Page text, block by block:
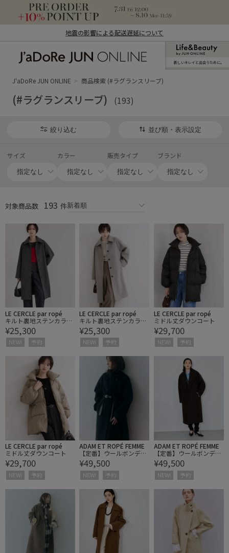
地震の影響による配送遅延について
ン オンライン）
新しいキレイと出合うために。
J'aDoRe JUN ONLINE 商品検索 (#ラグランスリーブ)
(#ラグランスリーブ) (193)
絞り込む 並び順・表示設定
サイズ カラー 販売タイプ ブランド
対象商品数 193 件
LE CERCLE par ropé
キルト裏地ステンカラー
コート
¥25,300
NEW! 予約
LE CERCLE par ropé
キルト裏地ステンカラー
コート
¥25,300
NEW! 予約
LE CERCLE par ropé
ミドル丈ダウンコート
¥29,700
NEW! 予約
LE CERCLE par ropé
ミドル丈ダウンコート
¥29,700
NEW! 予約
ADAM ET ROPÉ FEMME
【定番】ウールボンディ
ングラグランロングコー
ト
¥49,500
NEW! 予約
ADAM ET ROPÉ FEMME
【定番】ウールボンディ
ングラグランロングコー
ト
¥49,500
NEW! 予約